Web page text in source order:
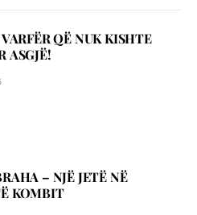
QË NUK KISHTE
ASGJË!
– NJЁ JETЁ NЁ
KOMBIT